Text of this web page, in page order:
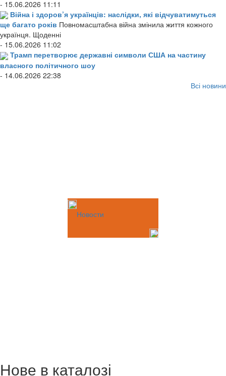
- 15.06.2026 11:11
Війна і здоров’я українців: наслідки, які відчуватимуться
ще багато років Повномасштабна війна змінила життя кожного
українця. Щоденні
- 15.06.2026 11:02
Трамп перетворює державні символи США на частину
власного політичного шоу
- 14.06.2026 22:38
Всі новини
Новости
Нове в каталозі